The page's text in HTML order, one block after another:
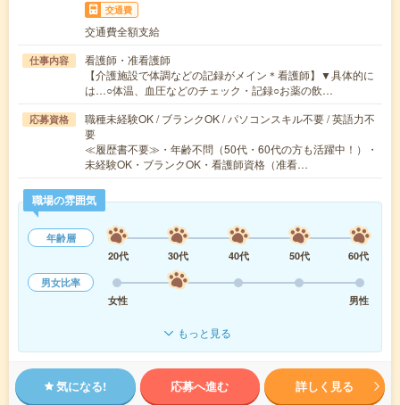
交通費
交通費全額支給
仕事内容
看護師・准看護師
【介護施設で体調などの記録がメイン＊看護師】▼具体的に
は…○体温、血圧などのチェック・記録○お薬の飲…
応募資格
職種未経験OK / ブランクOK / パソコンスキル不要 / 英語力不
要
≪履歴書不要≫・年齢不問（50代・60代の方も活躍中！）・
未経験OK・ブランクOK・看護師資格（准看…
職場の雰囲気
年齢層
20代
30代 40代 50代
60代
男女比率
女性
男性
もっと見る
気になる! 応募へ進む 詳しく見る